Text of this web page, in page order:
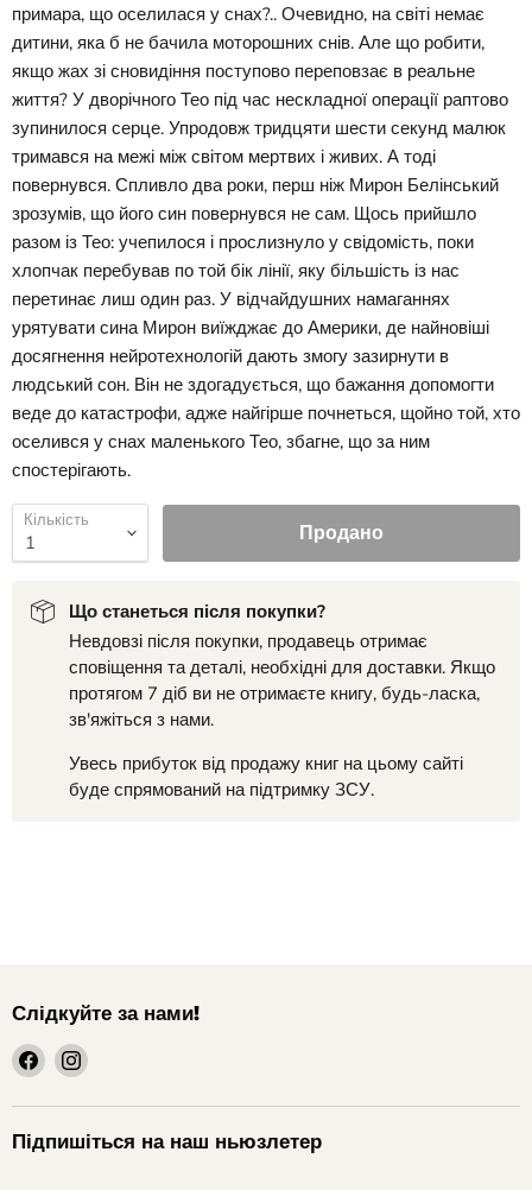
примара, що оселилася у снах?.. Очевидно, на світі немає
дитини, яка б не бачила моторошних снів. Але що робити,
якщо жах зі сновидіння поступово переповзає в реальне
життя? У дворічного Тео під час нескладної операції раптово
зупинилося серце. Упродовж тридцяти шести секунд малюк
тримався на межі між світом мертвих і живих. А тоді
повернувся. Спливло два роки, перш ніж Мирон Белінський
зрозумів, що його син повернувся не сам. Щось прийшло
разом із Тео: учепилося і прослизнуло у свідомість, поки
хлопчак перебував по той бік лінії, яку більшість із нас
перетинає лиш один раз. У відчайдушних намаганнях
урятувати сина Мирон виїжджає до Америки, де найновіші
досягнення нейротехнологій дають змогу зазирнути в
людський сон. Він не здогадується, що бажання допомогти
веде до катастрофи, адже найгірше почнеться, щойно той, хто
оселився у снах маленького Тео, збагне, що за ним
спостерігають.
Кількість Продано
Що станеться після покупки?
Невдовзі після покупки, продавець отримає
сповіщення та деталі, необхідні для доставки. Якщо
протягом 7 діб ви не отримаєте книгу, будь-ласка,
зв'яжіться з нами.
Увесь прибуток від продажу книг на цьому сайті
буде спрямований на підтримку ЗСУ.
Слідкуйте за нами!
шукайте
нас
на
Facebook
шукайте
на
Instagram
Підпишіться на наш ньюзлетер